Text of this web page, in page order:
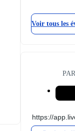
Voir tous les